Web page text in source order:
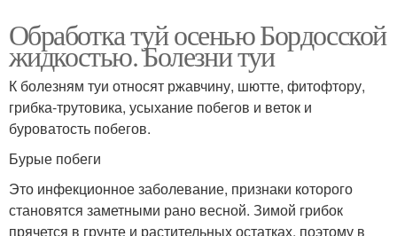
Обработка туй осенью Бордосской
жидкостью. Болезни туи
К болезням туи относят ржавчину, шютте, фитофтору,
грибка-трутовика, усыхание побегов и веток и
буроватость побегов.
Бурые побеги
Это инфекционное заболевание, признаки которого
становятся заметными рано весной. Зимой грибок
прячется в грунте и растительных остатках, поэтому в